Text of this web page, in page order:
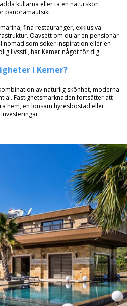
kullarna eller ta en naturskön
panoramautsikt.
fina restauranger, exklusiva
Oavsett om du är en pensionär
nomad som söker inspiration eller en
livsstil, har Kemer något för dig.
i Kemer?
av naturlig skönhet, moderna
Fastighetsmarknaden fortsätter att
hem, en lönsam hyresbostad eller